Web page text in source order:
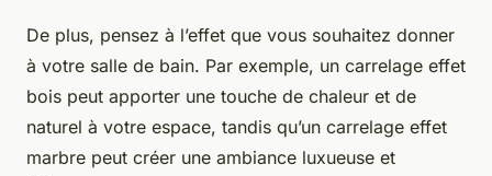
De plus, pensez à l’effet que vous souhaitez donner
à votre salle de bain. Par exemple, un carrelage effet
bois peut apporter une touche de chaleur et de
naturel à votre espace, tandis qu’un carrelage effet
marbre peut créer une ambiance luxueuse et